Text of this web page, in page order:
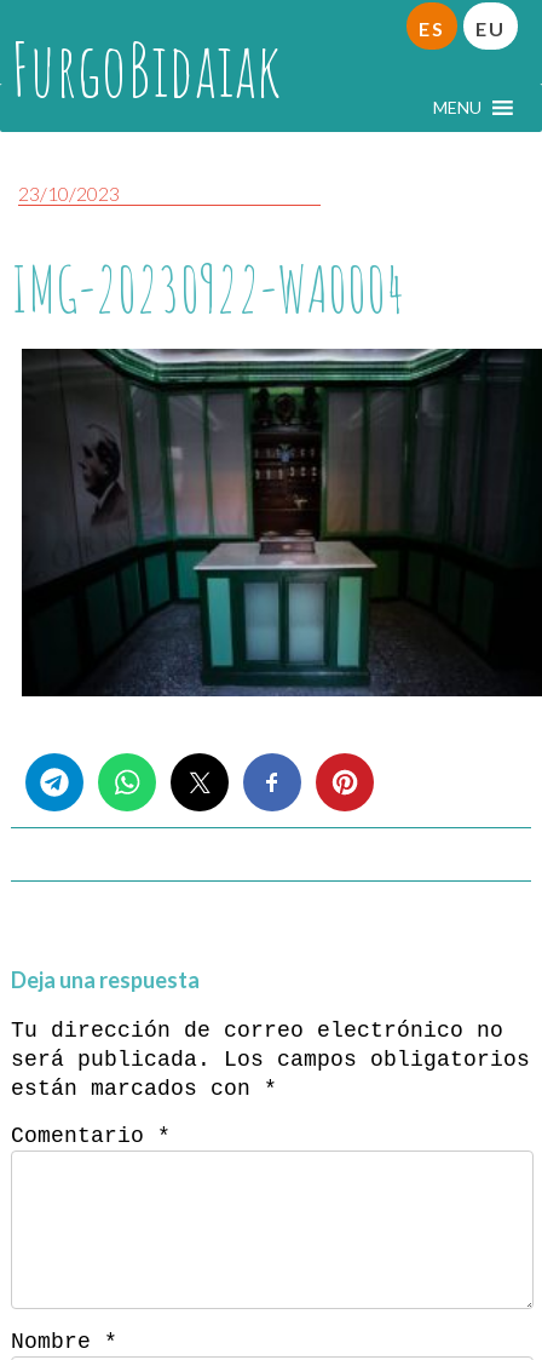
FurgoBidaiak MENU
ES EU
23/10/2023
IMG-20230922-WA0004
Deja una respuesta
Tu dirección de correo electrónico no
será publicada.
Los campos obligatorios
están marcados con
*
Comentario
*
Nombre *